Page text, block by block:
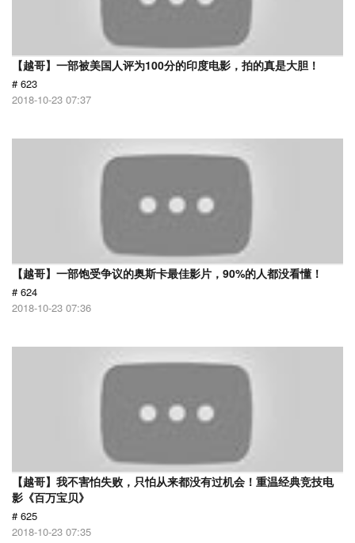
【越哥】一部被美国人评为100分的印度电影，拍的真是大胆！
# 623
2018-10-23 07:37
【越哥】一部饱受争议的奥斯卡最佳影片，90%的人都没看懂！
# 624
2018-10-23 07:36
【越哥】我不害怕失败，只怕从来都没有过机会！重温经典竞技电
影《百万宝贝》
# 625
2018-10-23 07:35